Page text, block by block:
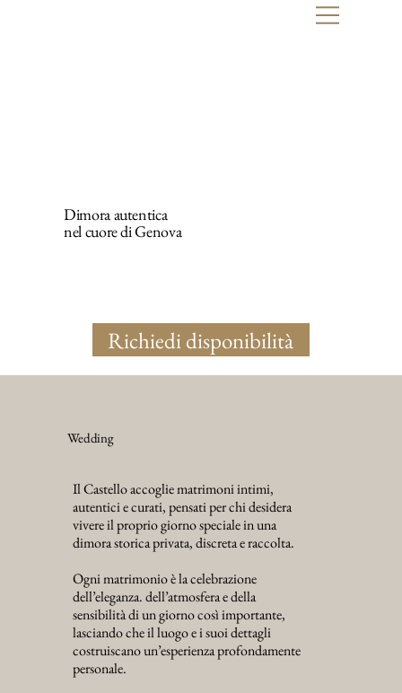
Dimora autentica
nel cuore di Genova
Richiedi disponibilità
Wedding
Il Castello accoglie matrimoni intimi,
autentici e curati, pensati per chi desidera
vivere il proprio giorno speciale in una
dimora storica privata, discreta e raccolta.
Ogni matrimonio è la celebrazione
dell’eleganza. dell’atmosfera e della
sensibilità di un giorno così importante,
lasciando che il luogo e i suoi dettagli
costruiscano un’esperienza profondamente
personale.